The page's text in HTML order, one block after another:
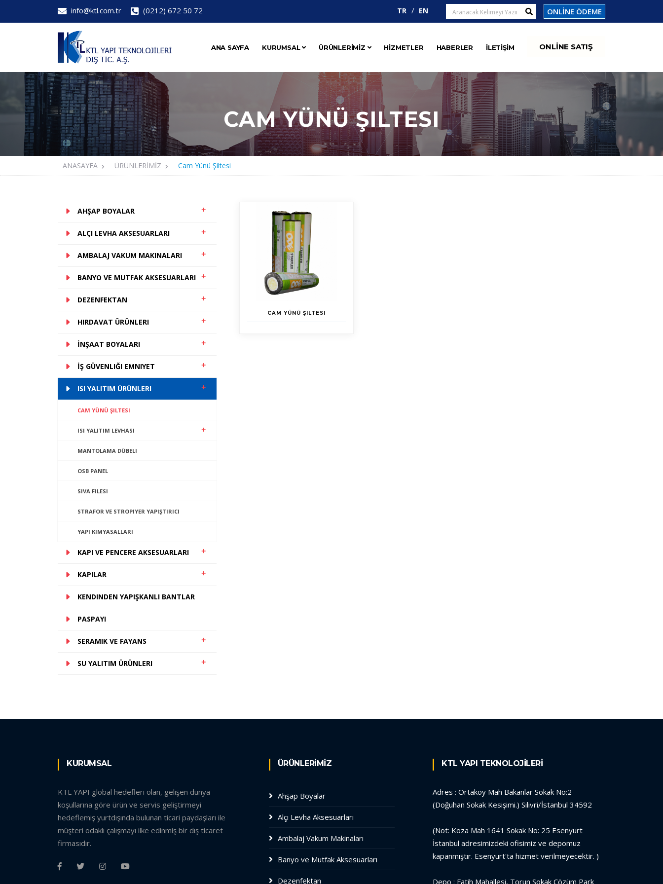
info@ktl.com.tr (0212) 672 50 72 TR EN ONLİNE ÖDEME
ANA SAYFA KURUMSAL ÜRÜNLERİMİZ HİZMETLER HABERLER İLETİŞİM ONLİNE SATIŞ
CAM YÜNÜ ŞILTESI
ANASAYFA ÜRÜNLERİMİZ Cam Yünü Şiltesi
AHŞAP BOYALAR
ALÇI LEVHA AKSESUARLARI
AMBALAJ VAKUM MAKINALARI
BANYO VE MUTFAK AKSESUARLARI
DEZENFEKTAN
HIRDAVAT ÜRÜNLERI
İNŞAAT BOYALARI
İŞ GÜVENLIĞI EMNIYET
ISI YALITIM ÜRÜNLERI
CAM YÜNÜ ŞILTESI
ISI YALITIM LEVHASI
MANTOLAMA DÜBELI
OSB PANEL
SIVA FILESI
STRAFOR VE STROPIYER YAPIŞTIRICI
YAPI KIMYASALLARI
KAPI VE PENCERE AKSESUARLARI
KAPILAR
KENDINDEN YAPIŞKANLI BANTLAR
PASPAYI
SERAMIK VE FAYANS
SU YALITIM ÜRÜNLERI
CAM YÜNÜ ŞILTESI
KURUMSAL
KTL YAPI global hedefleri olan, gelişen dünya
koşullarına göre ürün ve servis geliştirmeyi
hedeflemiş yurtdışında bulunan ticari paydaşları ile
müşteri odaklı çalışmayı ilke edinmiş bir dış ticaret
firmasıdır.
ÜRÜNLERİMİZ
Ahşap Boyalar
Alçı Levha Aksesuarları
Ambalaj Vakum Makinaları
Banyo ve Mutfak Aksesuarları
Dezenfektan
KTL YAPI TEKNOLOJİLERİ
Adres : Ortaköy Mah Bakanlar Sokak No:2
(Doğuhan Sokak Kesişimi.) Silivri/İstanbul 34592
(Not: Koza Mah 1641 Sokak No: 25 Esenyurt
İstanbul adresimizdeki ofisimiz ve depomuz
kapanmıştır. Esenyurt'ta hizmet verilmeyecektir. )
Depo : Fatih Mahallesi, Torun Sokak Çözüm Park